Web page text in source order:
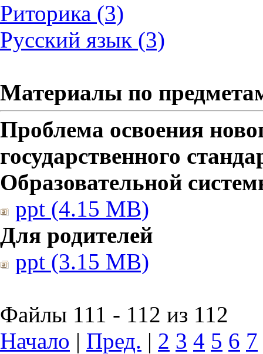
Риторика (3)
Русский язык (3)
Материалы по
Проблема освоения
государственного
Образовательной
ppt (4.15 MB)
Для родителей
ppt (3.15 MB)
Файлы 111 - 112 из 112
Начало | Пред. | 2 3 4 5 6 7